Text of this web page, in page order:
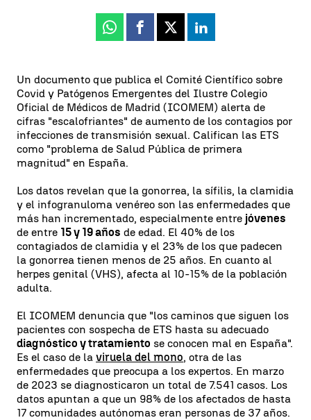
Whatsapp
Facebook
X Linkedin
Un documento que publica el Comité Científico sobre
Covid y Patógenos Emergentes del Ilustre Colegio
Oficial de Médicos de Madrid (ICOMEM) alerta de
cifras "escalofriantes" de aumento de los contagios por
infecciones de transmisión sexual. Califican las ETS
como "problema de Salud Pública de primera
magnitud" en España.
Los datos revelan que la gonorrea, la sífilis, la clamidia
y el infogranuloma venéreo son las enfermedades que
más han incrementado, especialmente entre jóvenes
de entre 15 y 19 años de edad. El 40% de los
contagiados de clamidia y el 23% de los que padecen
la gonorrea tienen menos de 25 años. En cuanto al
herpes genital (VHS), afecta al 10-15% de la población
adulta.
El ICOMEM denuncia que "los caminos que siguen los
pacientes con sospecha de ETS hasta su adecuado
diagnóstico y tratamiento se conocen mal en España".
Es el caso de la viruela del mono, otra de las
enfermedades que preocupa a los expertos. En marzo
de 2023 se diagnosticaron un total de 7.541 casos. Los
datos apuntan a que un 98% de los afectados de hasta
17 comunidades autónomas eran personas de 37 años.